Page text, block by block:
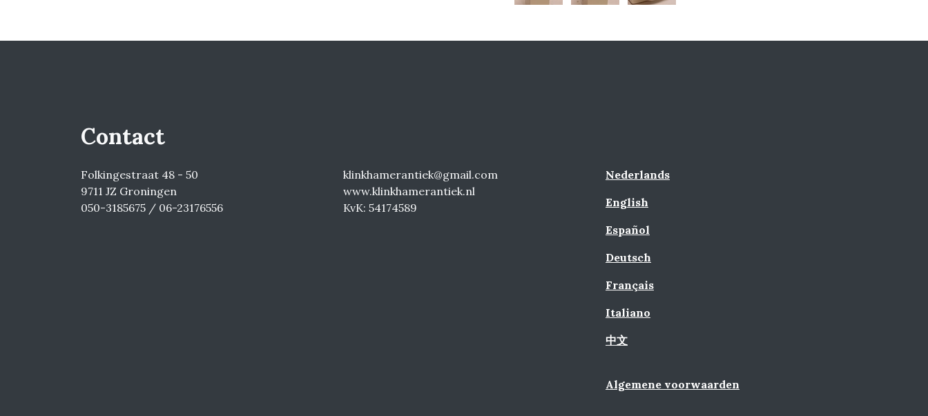
Contact
Folkingestraat 48 - 50
9711 JZ Groningen
050-3185675 / 06-23176556
klinkhamerantiek@gmail.com
www.klinkhamerantiek.nl
KvK: 54174589
Nederlands
English
Español
Deutsch
Français
Italiano
中文
Algemene voorwaarden